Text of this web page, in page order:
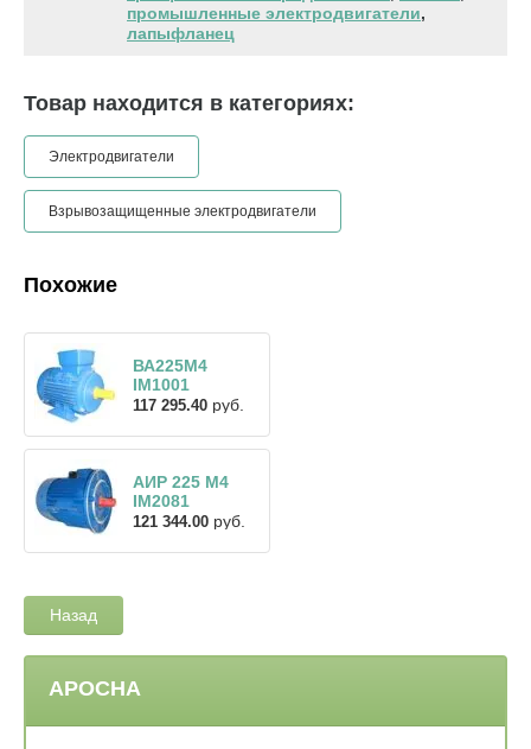
промышленные электродвигатели,
лапыфланец
Товар находится в категориях:
Электродвигатели
Взрывозащищенные электродвигатели
Похожие
ВА225М4
IM1001
117 295.40 руб.
АИР 225 М4
IM2081
121 344.00 руб.
Назад
АРОСНА